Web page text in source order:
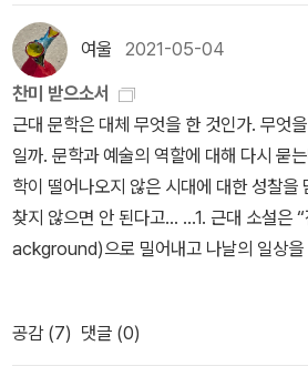
s://www.youtube.com/
백 세레나 '딸들에게 코트 위의 엄마 모습을
대해서는 '일단 지금은....아니다'https://
neral/article/481/0000013462[단독]
미흡’ 탈락…성별통합 채용에 내부선 ‘갑
ver.com/article/022/0004137984남녀
채… 여성 합격자 2배 늘었다https://
310/0000137762'계란 한 판도 부담'…폭
민 문구 브랜드’ 모나미의 민낯?…직원
mdtoday.co.kr/news/
만드는 모나미가 화장품을... 상폐 위기
것을 끼워 넣음으로써 성취할 수 있다. 모
제인 오스틴에게 더없이 중요했던 '훌륭한
도, 훌륭한 예절도 모두 삶의 서사성을 통제
식을 부여하고자 고안된 기제다. 소설은
상을 만들어낸다. 내러티브의 정반대로 기
일을 통해서 말이다.' 이렇게 근대 소설은 '
밀어내고 나날의 일상을 전경으로 끌어내
0전례에 없는 사건 - 즉 기후위기, 지구 기
서 배제되고, 자연스럽지 않은 사건처럼
지지 않는 것.다시 말해 기후위기에 대해서
낮추고 정신을 산만하게 만들 뿐인 멀티태
서 성과의 질을 끌어올리고 싶다. 몸도 더
한 몸에서 나오기에. 그래서 관련한 책들을
상 관련한 책들이 없나 밀리의 서재를 뒤지
으로, 그리고 기후위기까지 관심사가 조
부터 반등하는가]돌돌콩님 유튜브에서 본
만 읽었는데 서두부터가 강렬하게 주의를
한 4장의 그림으로 시작하면서. 표면적으
안정기에 들어서야 할 40대에 이르러 왜
달리고, 상황이 아무 것도 바뀌지 않았는
같이 그 불안감이 사라지는지에 대해 통계
여울 2021-05-04
찬미 받으소서
근대 문학은 대체 무엇을 한 것인가. 무엇
일까. 문학과 예술의 역할에 대해 다시 묻
학이 떨어나오지 않은 시대에 대한 성찰을
찾지 않으면 안 된다고... ...1. 근대 소설은
ackground)으로 밀어내고 나날의 일상
않은 일을 추방하고 일상을 부가하는 소설
2. ‘평범함‘? ‘온건함‘? 자연이 대체 어떻
공감 (7) 댓글 (0)